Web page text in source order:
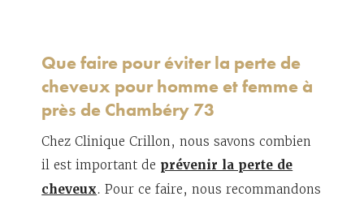
Que faire pour éviter la perte de
cheveux pour homme et femme à
près de Chambéry 73
Chez Clinique Crillon, nous savons combien
il est important de prévenir la perte de
cheveux. Pour ce faire, nous recommandons